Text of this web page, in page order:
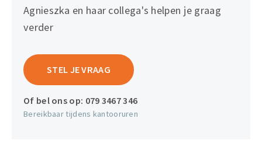
Agnieszka en haar collega's helpen je graag
verder
STEL JE VRAAG
Of bel ons op: 079 3467 346
Bereikbaar tijdens kantooruren